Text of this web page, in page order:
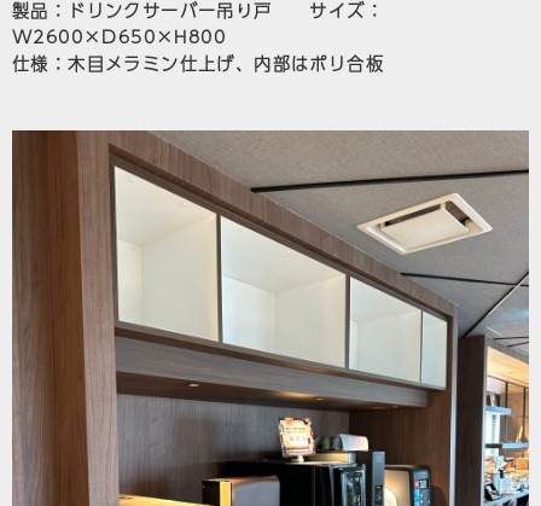
製品：ドリンクサーバー吊り戸 サイズ：
W2600×D650×H800
仕様：木目メラミン仕上げ、内部はポリ合板